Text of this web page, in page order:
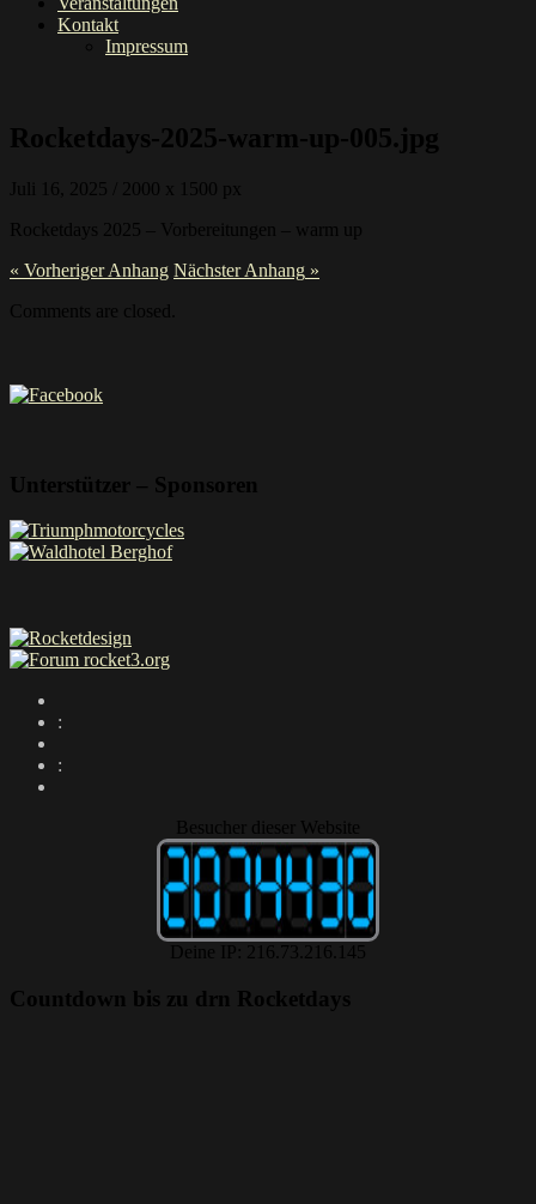
Kontakt
Impressum
Rocketdays-2025-warm-up-005.jpg
Juli 16, 2025 2000 x
1500 px
Rocketdays 2025 – Vorbereitungen – warm up
« VorherigerAnhang NächsterAnhang »
Comments are closed.
Unterstützer – Sponsoren
:
:
Besucher dieser Website
Deine IP: 216.73.216.145
Countdown bis zu drn Rocketdays